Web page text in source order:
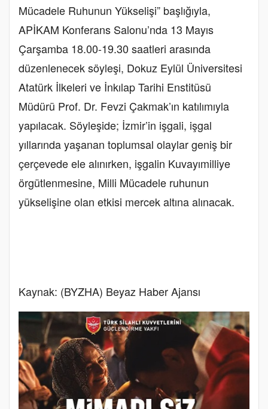
Mücadele Ruhunun Yükselişi” başlığıyla,
APİKAM Konferans Salonu’nda 13 Mayıs
Çarşamba 18.00-19.30 saatleri arasında
düzenlenecek söyleşi, Dokuz Eylül Üniversitesi
Atatürk İlkeleri ve İnkılap Tarihi Enstitüsü
Müdürü Prof. Dr. Fevzi Çakmak’ın katılımıyla
yapılacak. Söyleşide; İzmir’in işgali, işgal
yıllarında yaşanan toplumsal olaylar geniş bir
çerçevede ele alınırken, işgalin Kuvayımilliye
örgütlenmesine, Milli Mücadele ruhunun
yükselişine olan etkisi mercek altına alınacak.
Kaynak: (BYZHA) Beyaz Haber Ajansı